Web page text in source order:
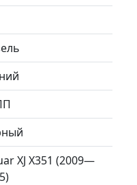
XJ X351 (2009—